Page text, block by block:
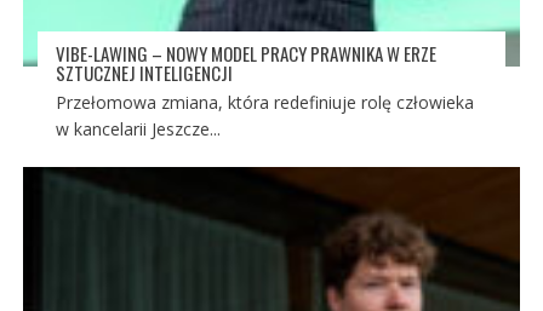
VIBE-LAWING – NOWY MODEL PRACY PRAWNIKA W ERZE
SZTUCZNEJ INTELIGENCJI
Przełomowa zmiana, która redefiniuje rolę człowieka
w kancelarii Jeszcze...